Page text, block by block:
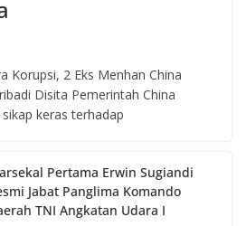
Korupsi, 2 Eks Menhan China
Disita Pemerintah China
keras terhadap
Pertama Erwin Sugiandi
Jabat Panglima Komando
TNI Angkatan Udara I